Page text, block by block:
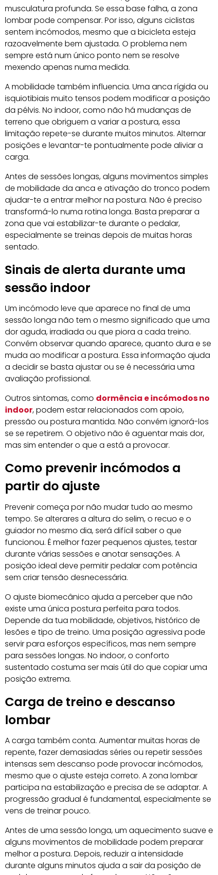
musculatura profunda. Se essa base falha, a zona
lombar pode compensar. Por isso, alguns ciclistas
sentem incómodos, mesmo que a bicicleta esteja
razoavelmente bem ajustada. O problema nem
sempre está num único ponto nem se resolve
mexendo apenas numa medida.
A mobilidade também influencia. Uma anca rígida ou
isquiotibiais muito tensos podem modificar a posição
da pélvis. No indoor, como não há mudanças de
terreno que obriguem a variar a postura, essa
limitação repete-se durante muitos minutos. Alternar
posições e levantar-te pontualmente pode aliviar a
carga.
Antes de sessões longas, alguns movimentos simples
de mobilidade da anca e ativação do tronco podem
ajudar-te a entrar melhor na postura. Não é preciso
transformá-lo numa rotina longa. Basta preparar a
zona que vai estabilizar-te durante o pedalar,
especialmente se treinas depois de muitas horas
sentado.
Sinais de alerta durante uma
sessão indoor
Um incómodo leve que aparece no final de uma
sessão longa não tem o mesmo significado que uma
dor aguda, irradiada ou que piora a cada treino.
Convém observar quando aparece, quanto dura e se
muda ao modificar a postura. Essa informação ajuda
a decidir se basta ajustar ou se é necessária uma
avaliação profissional.
Outros sintomas, como dormência e incómodos no
indoor, podem estar relacionados com apoio,
pressão ou postura mantida. Não convém ignorá-los
se se repetirem. O objetivo não é aguentar mais dor,
mas sim entender o que a está a provocar.
Como prevenir incómodos a
partir do ajuste
Prevenir começa por não mudar tudo ao mesmo
tempo. Se alterares a altura do selim, o recuo e o
guiador no mesmo dia, será difícil saber o que
funcionou. É melhor fazer pequenos ajustes, testar
durante várias sessões e anotar sensações. A
posição ideal deve permitir pedalar com potência
sem criar tensão desnecessária.
O ajuste biomecânico ajuda a perceber que não
existe uma única postura perfeita para todos.
Depende da tua mobilidade, objetivos, histórico de
lesões e tipo de treino. Uma posição agressiva pode
servir para esforços específicos, mas nem sempre
para sessões longas. No indoor, o conforto
sustentado costuma ser mais útil do que copiar uma
posição extrema.
Carga de treino e descanso
lombar
A carga também conta. Aumentar muitas horas de
repente, fazer demasiadas séries ou repetir sessões
intensas sem descanso pode provocar incómodos,
mesmo que o ajuste esteja correto. A zona lombar
participa na estabilização e precisa de se adaptar. A
progressão gradual é fundamental, especialmente se
vens de treinar pouco.
Antes de uma sessão longa, um aquecimento suave e
alguns movimentos de mobilidade podem preparar
melhor a postura. Depois, reduzir a intensidade
durante alguns minutos ajuda a sair da posição de